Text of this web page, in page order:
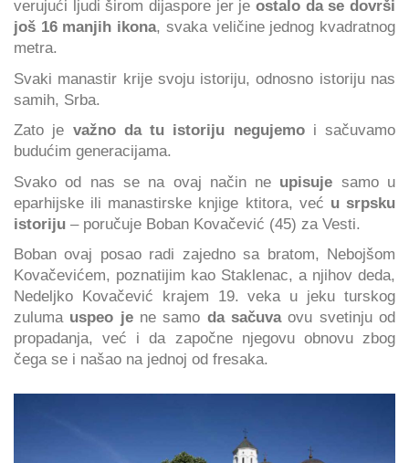
verujući ljudi širom dijaspore jer je ostalo da se dovrši
još 16 manjih ikona, svaka veličine jednog kvadratnog
metra.
Svaki manastir krije svoju istoriju, odnosno istoriju nas
samih, Srba.
Zato je važno da tu istoriju negujemoi sačuvamo
budućim generacijama.
Svako od nas se na ovaj način ne upisuje samo u
eparhijske ili manastirske knjige ktitora, već u srpsku
istoriju – poručuje Boban Kovačević (45) za Vesti.
Boban ovaj posao radi zajedno sa bratom, Nebojšom
Kovačevićem, poznatijim kao Staklenac, a njihov deda,
Nedeljko Kovačević krajem 19. veka u jeku turskog
zuluma uspeo jene samo da sačuvaovu svetinju od
propadanja, već i da započne njegovu obnovu zbog
čega se i našao na jednoj od fresaka.